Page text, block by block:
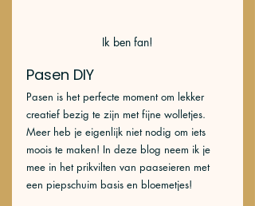
Ik ben fan!
Pasen DIY
Pasen is het perfecte moment om lekker
creatief bezig te zijn met fijne wolletjes.
Meer heb je eigenlijk niet nodig om iets
moois te maken! In deze blog neem ik je
mee in het prikvilten van paaseieren met
een piepschuim basis en bloemetjes!